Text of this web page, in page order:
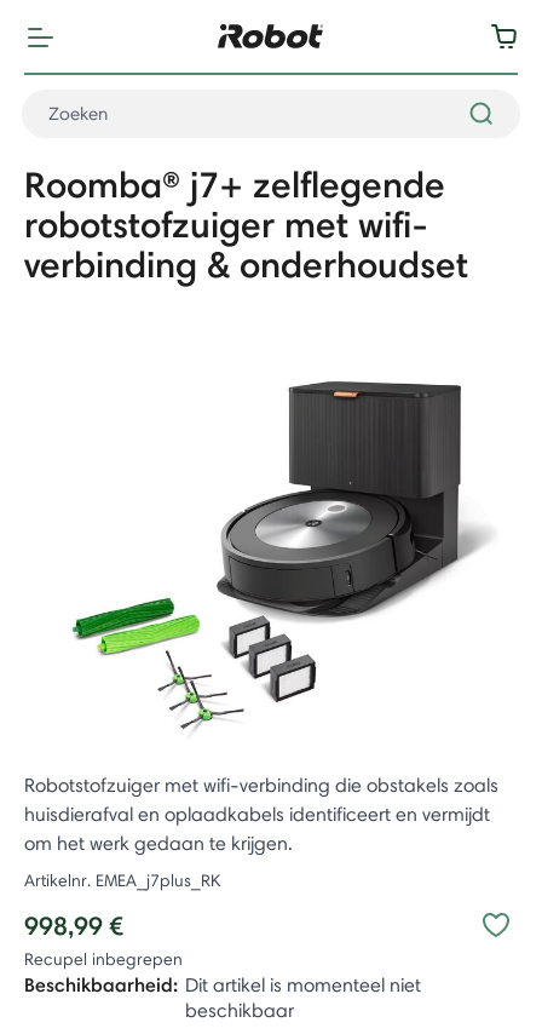
Roomba® j7+ zelflegende
robotstofzuiger met wifi-
verbinding & onderhoudset
Robotstofzuiger met wifi-verbinding die obstakels zoals
huisdierafval en oplaadkabels identificeert en vermijdt
om het werk gedaan te krijgen.
Artikelnr. EMEA_j7plus_RK
998,99 €
Recupel inbegrepen
Beschikbaarheid: Dit artikel is momenteel niet
beschikbaar